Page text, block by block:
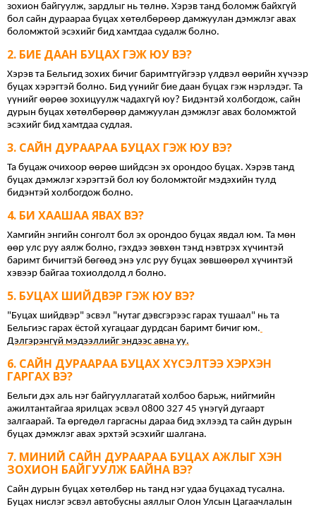
зохион байгуулж, зардлыг нь төлнө. Хэрэв танд боломж байхгүй
бол сайн дураараа буцах хөтөлбөрөөр дамжуулан дэмжлэг авах
боломжтой эсэхийг бид хамтдаа судалж болно.
БИЕ ДААН БУЦАХ ГЭЖ ЮУ ВЭ?
Хэрэв та Бельгид зохих бичиг баримтгүйгээр үлдвэл өөрийн хүчээр
буцах хэрэгтэй болно. Бид үүнийг бие даан буцах гэж нэрлэдэг. Та
үүнийг өөрөө зохицуулж чадахгүй юу? Бидэнтэй холбогдож, сайн
дурын буцах хөтөлбөрөөр дамжуулан дэмжлэг авах боломжтой
эсэхийг бид хамтдаа судлая.
САЙН ДУРААРАА БУЦАХ ГЭЖ ЮУ ВЭ?
Та буцаж очихоор өөрөө шийдсэн эх орондоо буцах. Хэрэв танд
буцах дэмжлэг хэрэгтэй бол юу боломжтойг мэдэхийн тулд
бидэнтэй холбогдож болно.
БИ ХААШАА ЯВАХ ВЭ?
Хамгийн энгийн сонголт бол эх орондоо буцах явдал юм. Та мөн
өөр улс руу аялж болно, гэхдээ зөвхөн тэнд нэвтрэх хүчинтэй
баримт бичигтэй бөгөөд энэ улс руу буцах зөвшөөрөл хүчинтэй
хэвээр байгаа тохиолдолд л болно.
БУЦАХ ШИЙДВЭР ГЭЖ ЮУ ВЭ?
"Буцах шийдвэр" эсвэл "нутаг дэвсгэрээс гарах тушаал" нь та
Бельгиэс гарах ёстой хугацааг дурдсан баримт бичиг юм.
Дэлгэрэнгүй мэдээллийг эндээс авна уу.
САЙН ДУРААРАА БУЦАХ ХҮСЭЛТЭЭ ХЭРХЭН
ГАРГАХ ВЭ?
Бельги дэх аль нэг байгууллагатай холбоо барьж, нийгмийн
ажилтантайгаа ярилцах эсвэл 0800 327 45 үнэгүй дугаарт
залгаарай. Та өргөдөл гаргасны дараа бид эхлээд та сайн дурын
буцах дэмжлэг авах эрхтэй эсэхийг шалгана.
МИНИЙ САЙН ДУРААРАА БУЦАХ АЖЛЫГ ХЭН
ЗОХИОН БАЙГУУЛЖ БАЙНА ВЭ?
Сайн дурын буцах хөтөлбөр нь танд нэг удаа буцахад тусална.
Буцах нислэг эсвэл автобусны аяллыг Олон Улсын Цагаачлалын